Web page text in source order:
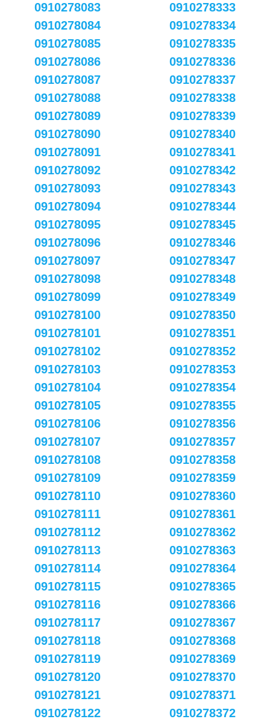
0910278083
0910278084
0910278085
0910278086
0910278087
0910278088
0910278089
0910278090
0910278091
0910278092
0910278093
0910278094
0910278095
0910278096
0910278097
0910278098
0910278099
0910278100
0910278101
0910278102
0910278103
0910278104
0910278105
0910278106
0910278107
0910278108
0910278109
0910278110
0910278111
0910278112
0910278113
0910278114
0910278115
0910278116
0910278117
0910278118
0910278119
0910278120
0910278121
0910278122
0910278333
0910278334
0910278335
0910278336
0910278337
0910278338
0910278339
0910278340
0910278341
0910278342
0910278343
0910278344
0910278345
0910278346
0910278347
0910278348
0910278349
0910278350
0910278351
0910278352
0910278353
0910278354
0910278355
0910278356
0910278357
0910278358
0910278359
0910278360
0910278361
0910278362
0910278363
0910278364
0910278365
0910278366
0910278367
0910278368
0910278369
0910278370
0910278371
0910278372